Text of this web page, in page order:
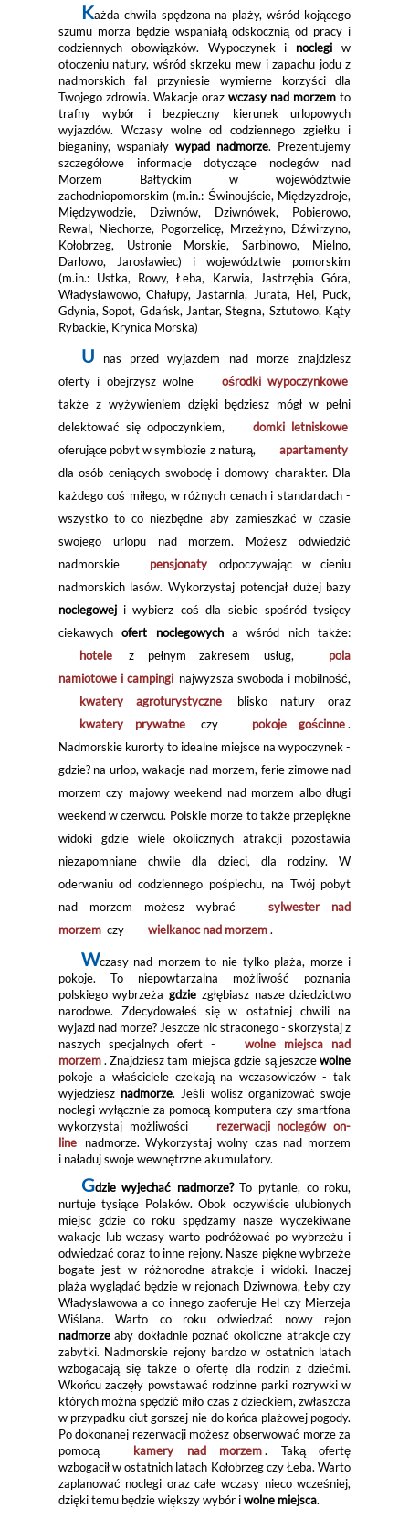
Każda chwila spędzona na plaży, wśród kojącego
szumu morza będzie wspaniałą odskocznią od pracy i
codziennych obowiązków. Wypoczynek i noclegi w
otoczeniu natury, wśród skrzeku mew i zapachu jodu z
nadmorskich fal przyniesie wymierne korzyści dla
Twojego zdrowia. Wakacje orazwczasy nad morzem to
trafny wybór i bezpieczny kierunek urlopowych
wyjazdów. Wczasy wolne od codziennego zgiełku i
bieganiny, wspaniały wypad nadmorze. Prezentujemy
szczegółowe informacje dotyczące noclegów nad
Morzem Bałtyckim w województwie
zachodniopomorskim (m.in.: Świnoujście, Międzyzdroje,
Międzywodzie, Dziwnów, Dziwnówek, Pobierowo,
Rewal, Niechorze, Pogorzelicę, Mrzeżyno, Dźwirzyno,
Kołobrzeg, Ustronie Morskie, Sarbinowo, Mielno,
Darłowo, Jarosławiec) i województwie pomorskim
(m.in.: Ustka, Rowy, Łeba, Karwia, Jastrzębia Góra,
Władysławowo, Chałupy, Jastarnia, Jurata, Hel, Puck,
Gdynia, Sopot, Gdańsk, Jantar, Stegna, Sztutowo, Kąty
Rybackie, Krynica Morska)
U nas przed wyjazdem nad morze znajdziesz
oferty i obejrzysz wolne
ośrodki wypoczynkowe
także z wyżywieniem dzięki będziesz mógł w pełni
delektować się odpoczynkiem,
domki letniskowe
oferujące pobyt w symbiozie z naturą,
apartamenty
dla osób ceniących swobodę i domowy charakter. Dla
każdego coś miłego, w różnych cenach i standardach -
wszystko to co niezbędne aby zamieszkać w czasie
swojego urlopu nad morzem. Możesz odwiedzić
nadmorskie
pensjonaty
odpoczywając w cieniu
nadmorskich lasów. Wykorzystaj potencjał dużej bazy
noclegoweji wybierz coś dla siebie spośród tysięcy
ciekawychofert noclegowycha wśród nich także:
hotele
z pełnym zakresem usług,
pola
namiotowe i campingi najwyższa swoboda i mobilność,
kwatery agroturystyczne
blisko natury oraz
kwatery prywatne
czy pokoje gościnne .
Nadmorskie kurorty to idealne miejsce na wypoczynek -
gdzie? na urlop, wakacje nad morzem, ferie zimowe nad
morzem czy majowy weekend nad morzem albo długi
weekend w czerwcu. Polskie morze to także przepiękne
widoki gdzie wiele okolicznych atrakcji pozostawia
niezapomniane chwile dla dzieci, dla rodziny. W
oderwaniu od codziennego pośpiechu, na Twój pobyt
nad morzem możesz wybrać
sylwester nad
morzem czy wielkanoc nad morzem .
Wczasy nad morzem to nie tylko plaża, morze i
pokoje. To niepowtarzalna możliwość poznania
polskiego wybrzeżagdzie zgłębiasz nasze dziedzictwo
narodowe. Zdecydowałeś się w ostatniej chwili na
wyjazd nad morze? Jeszcze nic straconego - skorzystaj z
naszych specjalnych ofert -
wolne miejsca nad
morzem . Znajdziesz tam miejsca gdzie są jeszczewolne
pokoje a właściciele czekają na wczasowiczów - tak
wyjedziesz nadmorze. Jeśli wolisz organizować swoje
noclegi wyłącznie za pomocą komputera czy smartfona
wykorzystaj możliwości
rezerwacji noclegów on-
line
nadmorze. Wykorzystaj wolny czas nad morzem
i naładuj swoje wewnętrzne akumulatory.
Gdzie wyjechać nadmorze?To pytanie, co roku,
nurtuje tysiące Polaków. Obok oczywiście ulubionych
miejsc gdzie co roku spędzamy nasze wyczekiwane
wakacje lub wczasy warto podróżować po wybrzeżu i
odwiedzać coraz to inne rejony. Nasze piękne wybrzeże
bogate jest w różnorodne atrakcje i widoki. Inaczej
plaża wyglądać będzie w rejonach Dziwnowa, Łeby czy
Władysławowa a co innego zaoferuje Hel czy Mierzeja
Wiślana. Warto co roku odwiedzać nowy rejon
nadmorzeaby dokładnie poznać okoliczne atrakcje czy
zabytki. Nadmorskie rejony bardzo w ostatnich latach
wzbogacają się także o ofertę dla rodzin z dziećmi.
Wkońcu zaczęły powstawać rodzinne parki rozrywki w
których można spędzić miło czas z dzieckiem, zwłaszcza
w przypadku ciut gorszej nie do końca plażowej pogody.
Po dokonanej rezerwacji możesz obserwować morze za
pomocą
kamery nad morzem . Taką ofertę
wzbogacił w ostatnich latach Kołobrzeg czy Łeba. Warto
zaplanować noclegi oraz całe wczasy nieco wcześniej,
dzięki temu będzie większy wybór iwolne miejsca.